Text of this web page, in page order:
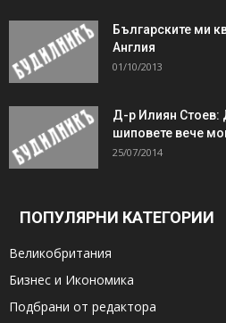
Българските ми
Англия
01/10/2013
Д-р Илиян Стоев:
шиповете вече
25/07/2014
ПОПУЛЯРНИ КАТЕГОРИИ
Великобритания
Бизнес и Икономика
Подбрани от редактора